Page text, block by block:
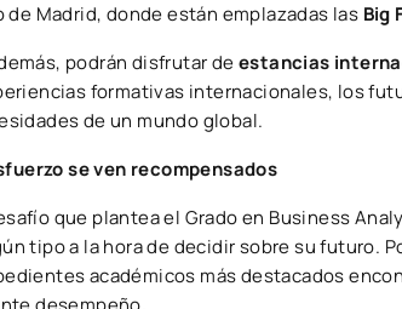
Madrid, donde están emplazadas las Big
podrán disfrutar deestancias
formativas internacionales, los
de un mundo global.
se ven recompensados
que plantea el Grado en Business
tipo a la hora de decidir sobre su futuro.
académicos más destacados